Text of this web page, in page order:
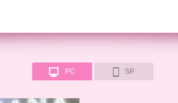
PC SP